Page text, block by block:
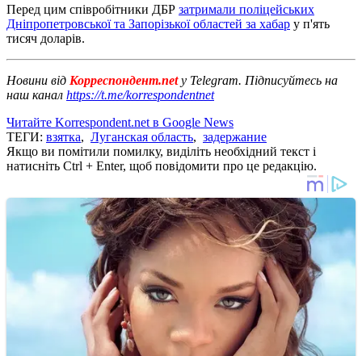
Перед цим співробітники ДБР затримали поліцейських
Дніпропетровської та Запорізької областей за хабар у п'ять
тисяч доларів.
Новини від Корреспондент.net у Telegram. Підписуйтесь на
наш канал https://t.me/korrespondentnet
Читайте Korrespondent.net в Google News
ТЕГИ: взятка, Луганская область, задержание
Якщо ви помітили помилку, виділіть необхідний текст і
натисніть Ctrl + Enter, щоб повідомити про це редакцію.